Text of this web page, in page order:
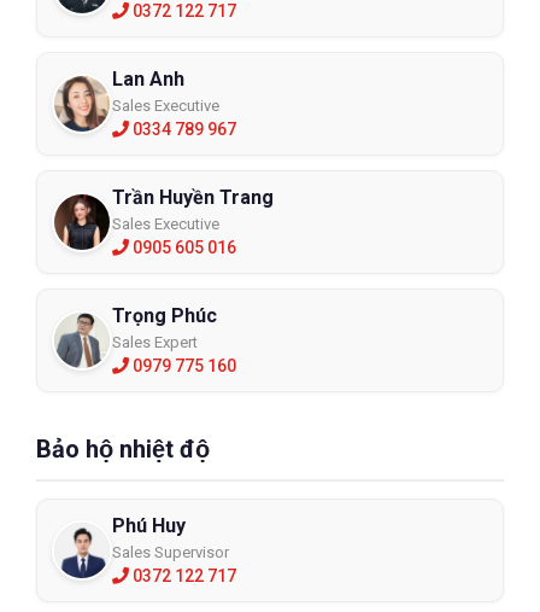
0372 122 717
Lan Anh
Sales Executive
0334 789 967
Trần Huyền Trang
Sales Executive
0905 605 016
Trọng Phúc
Sales Expert
0979 775 160
Bảo hộ nhiệt độ
Phú Huy
Sales Supervisor
0372 122 717